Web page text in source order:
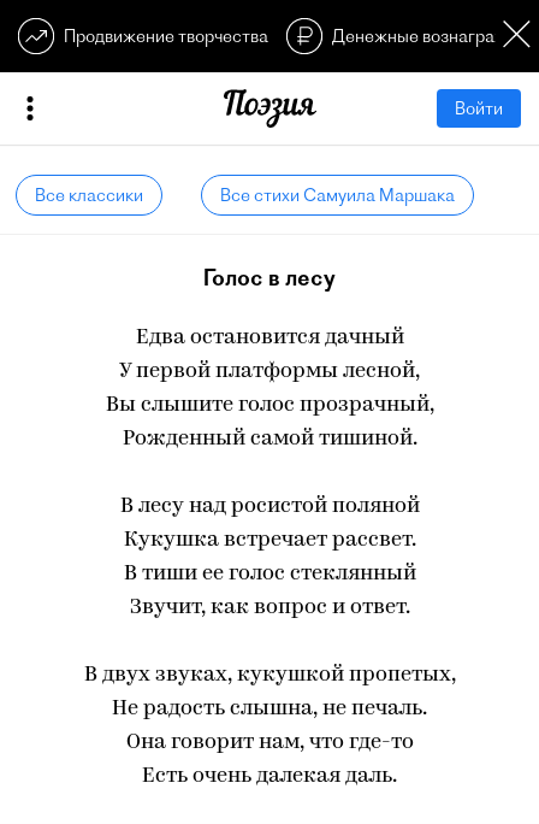
Продвижение творчества Денежные
Войти
Все классики Все стихи Самуила Маршака
Голос в лесу
Едва остановится дачный
У первой платформы лесной,
Вы слышите голос прозрачный,
Рожденный самой тишиной.
В лесу над росистой поляной
Кукушка встречает рассвет.
В тиши ее голос стеклянный
Звучит, как вопрос и ответ.
В двух звуках, кукушкой пропетых,
Не радость слышна, не печаль.
Она говорит нам, что где-то
Есть очень далекая даль.